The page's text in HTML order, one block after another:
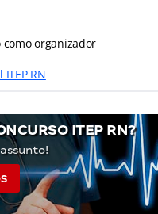
organizador
RN
ITEP RN?